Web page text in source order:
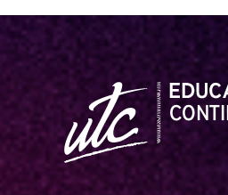
Facebook
X